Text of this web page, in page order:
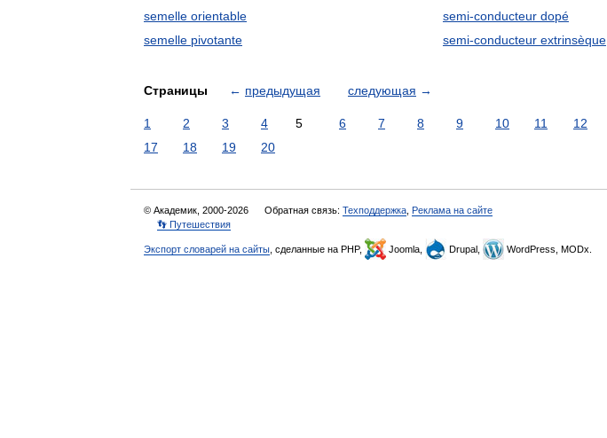
semelle orientable
semelle pivotante
semi-conducteur dopé
semi-conducteur extrinsèque
Страницы ← предыдущая следующая →
1 2 3 4 5 6 7 8 9 10 11 12
17
18 19 20
© Академик, 2000-2026 Обратная связь: Техподдержка Реклама на сайте
👣 Путешествия
Экспорт словарей на сайты , сделанные на PHP, Joomla, Drupal, WordPress, MODx.